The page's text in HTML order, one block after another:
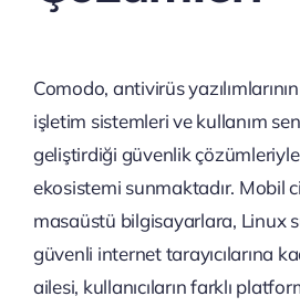
Comodo, antivirüs yazılımlarının
işletim sistemleri ve kullanım
geliştirdiği güvenlik
ekosistemi sunmaktadır. Mobil
masaüstü bilgisayarlara, Linux
güvenli internet tarayıcılarına
ailesi, kullanıcıların farklı